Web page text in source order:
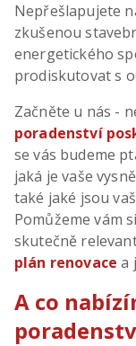
Nepřešlapujete
zkušenou
energetického
prodiskutovat s
Začněte u nás -
poradenství
se vás budeme
jaká je vaše
také jaké jsou
Pomůžeme vám
skutečně
plán renovace a
A co